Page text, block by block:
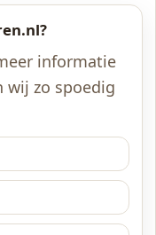
informatie
wij zo spoedig